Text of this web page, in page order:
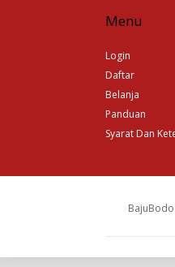
Menu
Login
Daftar
Belanja
Panduan
Syarat Dan